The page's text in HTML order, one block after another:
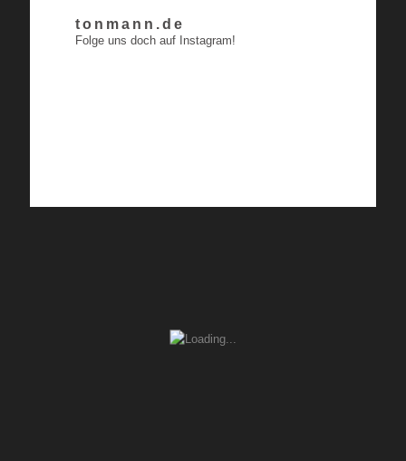
tonmann.de
Folge uns doch auf Instagram!